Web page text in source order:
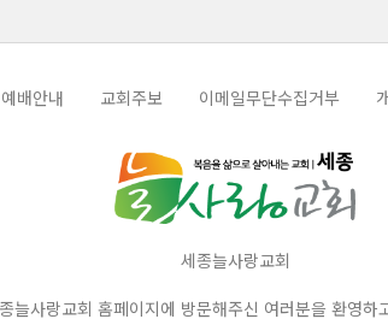
청에 대한 승낙 제한 사유가 해소될 때까지는 승낙을 하지
제한하는 경우에는 이를 이용자에게 즉시 알려야 합니
예배안내 교회주보 이메일무단수집거부
세종늘사랑교회
늘사랑교회 홈페이지에 방문해주신 여러분을 환영하